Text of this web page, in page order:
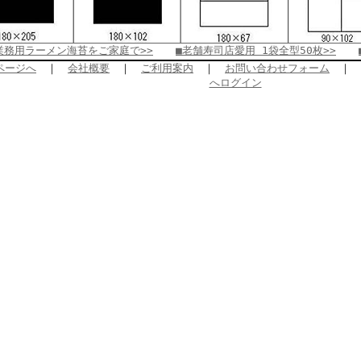
務用ラーメン海苔をご家庭で>> ■老舗寿司店愛用 1袋全型50枚>>
ージへ ｜ 会社概要 ｜ ご利用案内 ｜ お問い合わせフォーム ｜
へログイン